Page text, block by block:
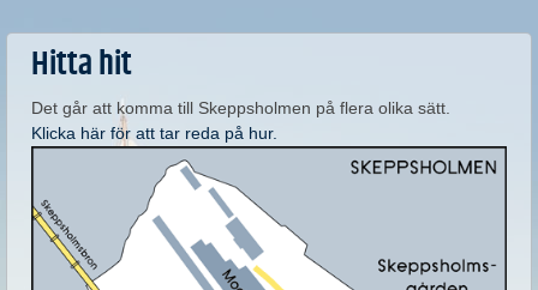
Hitta hit
Det går att komma till Skeppsholmen på flera olika sätt.
Klicka här för att tar reda på hur.